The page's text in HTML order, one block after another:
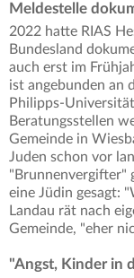
Meldestelle
2022 hatte RIAS
Bundesland
auch erst im
ist angebunden an
Philipps-
Beratungsstellen
Gemeinde in
Juden schon vor
"Brunnenvergifter"
eine Jüdin gesagt:
Landau rät nach
Gemeinde, "eher
"Angst, Kinder in